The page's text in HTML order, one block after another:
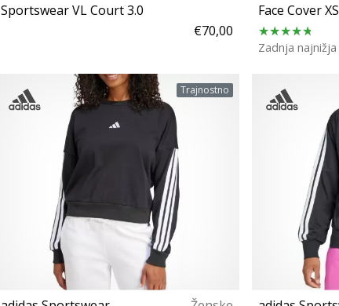
Sportswear VL Court 3.0
€70,00
39⅓ 40 40⅔ 42 43⅓ 44⅔
Face Cover
Zadnja najnižja
Trajnostno